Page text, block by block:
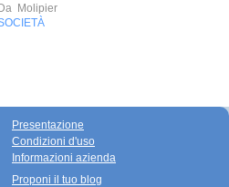
Molipier
Presentazione
Condizioni d'uso
Informazioni azienda
Proponi il tuo blog